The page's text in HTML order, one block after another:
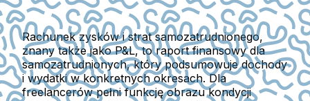
Rachunek zysków i strat samozatrudnionego,
znany także jako P&L, to raport finansowy dla
samozatrudnionych, który podsumowuje dochody
i wydatki w konkretnych okresach. Dla
freelancerów pełni funkcję obrazu kondycji